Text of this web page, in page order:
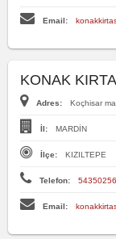
Email:
KONAK
Adres: Koçhisar
İl: MARDİN
İlçe: KIZILTEPE
Telefon:
Email: